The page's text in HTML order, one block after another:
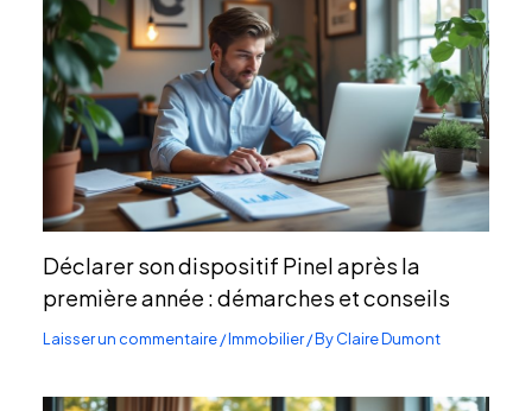
Déclarer son dispositif Pinel après la
première année : démarches et conseils
Laisser un commentaire/Immobilier/ ByClaire Dumont